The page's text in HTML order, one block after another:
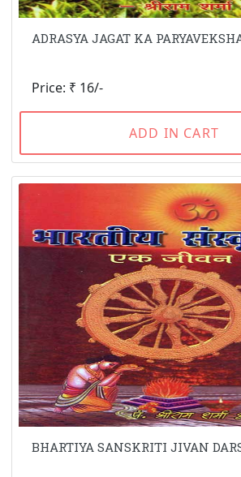
ADRASYA JAGAT KA
Price: ₹ 16/-
ADD IN CART
BHARTIYA SANSKRITI JIVAN